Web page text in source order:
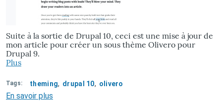
Suite à la sortie de Drupal 10, ceci est une mise à jour de
mon article pour créer un sous thème Olivero pour
Drupal 9.
Plus
Tags theming drupal 10 olivero
En savoir plus